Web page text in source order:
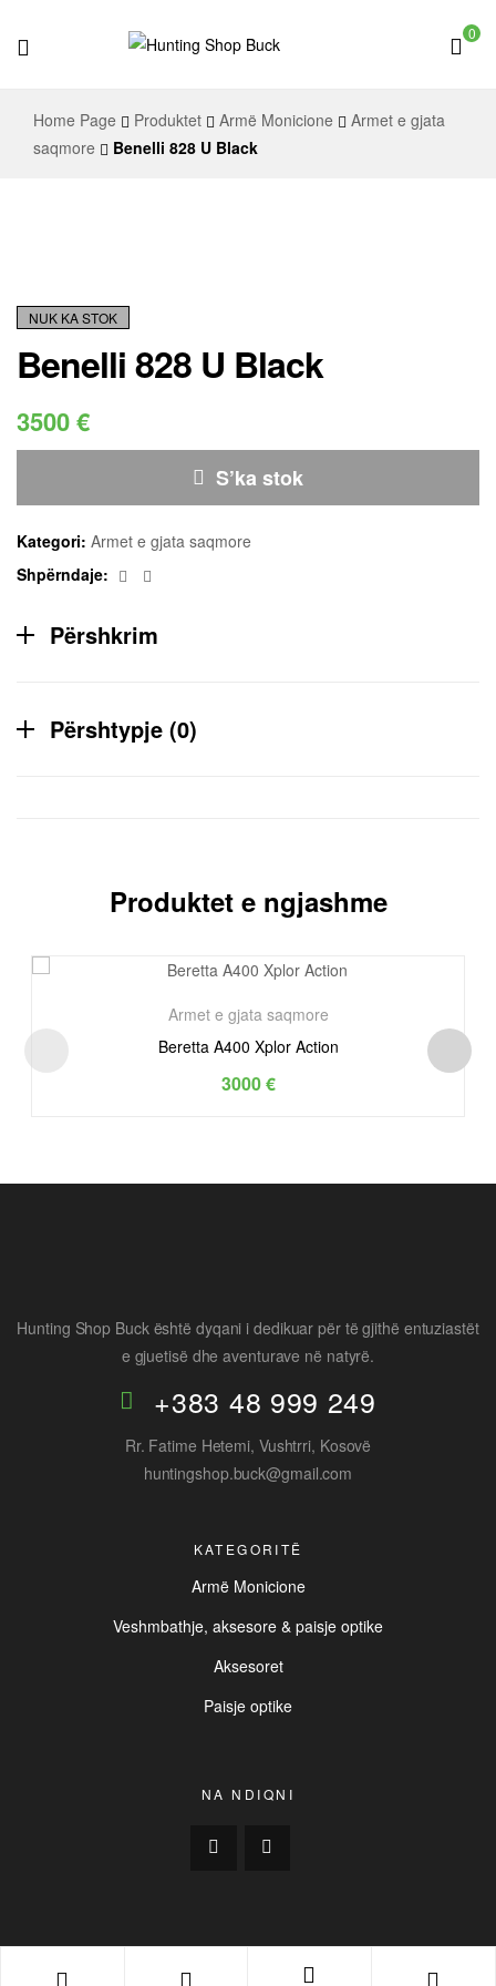
Shop
0
Home Page Produktet Armë Monicione
Armet e gjata
saqmore
Benelli 828 U Black
NUK KA STOK
Benelli 828 U Black
3500€
S’ka stok
Kategori: Armet e gjata saqmore
Shpërndaje:
Facebook
Përshkrim
Përshtypje (0)
Produktet e ngjashme
Armet e gjata saqmore
Beretta A400 Xplor Action
3000€
Hunting Shop Buck është dyqani i dedikuar për të gjithë entuziastët
e gjuetisë dhe aventurave në natyrë.
+383 48 999 249
Rr. Fatime Hetemi, Vushtrri, Kosovë
huntingshop.buck@gmail.com
KATEGORITË
Armë Monicione
Veshmbathje, aksesore & paisje optike
Aksesoret
Paisje optike
NA NDIQNI
Copyright © 2025 BUCK
. All Rights Reserved. | Created by